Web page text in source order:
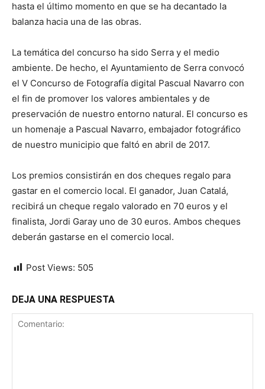
hasta el último momento en que se ha decantado la
balanza hacia una de las obras.
La temática del concurso ha sido Serra y el medio
ambiente. De hecho, el Ayuntamiento de Serra convocó
el V Concurso de Fotografía digital Pascual Navarro con
el fin de promover los valores ambientales y de
preservación de nuestro entorno natural. El concurso es
un homenaje a Pascual Navarro, embajador fotográfico
de nuestro municipio que faltó en abril de 2017.
Los premios consistirán en dos cheques regalo para
gastar en el comercio local. El ganador, Juan Catalá,
recibirá un cheque regalo valorado en 70 euros y el
finalista, Jordi Garay uno de 30 euros. Ambos cheques
deberán gastarse en el comercio local.
Post Views: 505
DEJA UNA RESPUESTA